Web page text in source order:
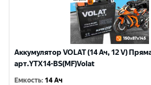
Аккумулятор VOLAT (14 Ач, 12 V)
арт.YTX14-BS(MF)Volat
Емкость: 14 Ач